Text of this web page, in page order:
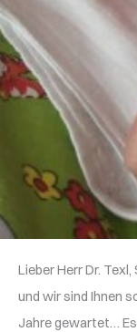
Lieber Herr Dr.
und wir sind Ihnen
Jahre gewartet…